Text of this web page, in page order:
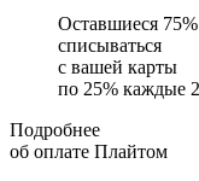
Оставшиеся 75
списываться
с вашей карты
по 25% каждые
Подробнее
об оплате Плайтом